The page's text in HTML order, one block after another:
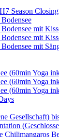
Season Closing
mit
mit
mit
(60min Yoga
(60min Yoga
(60min Yoga
Gesellschaft)
Chilimangaros